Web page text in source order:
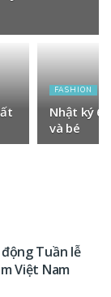
FASHION
Nhật ký 6
và bé
Tuần lễ
Việt Nam